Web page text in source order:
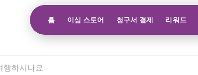
홈 이심 스토어 청구서 결제 리워드